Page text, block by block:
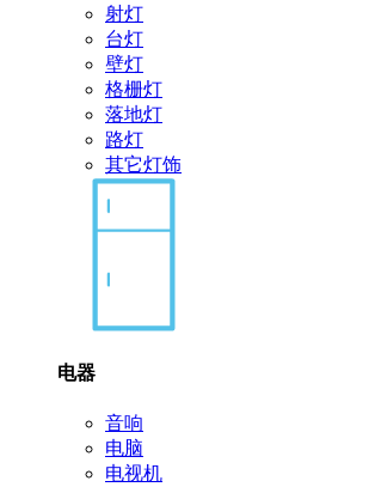
射灯
台灯
壁灯
格栅灯
落地灯
路灯
其它灯饰
电器
音响
电脑
电视机